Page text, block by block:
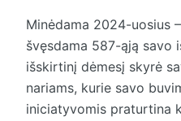
Minėdama 2024-uosius
švęsdama 587-ąją savo
išskirtinį dėmesį skyrė
nariams, kurie savo
iniciatyvomis praturtina